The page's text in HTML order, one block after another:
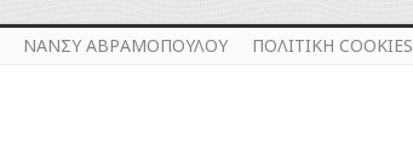
ΝΑΝΣΥ ΑΒΡΑΜΟΠΟΥΛΟΥ ΠΟΛΙΤΙΚΗ COOKIES